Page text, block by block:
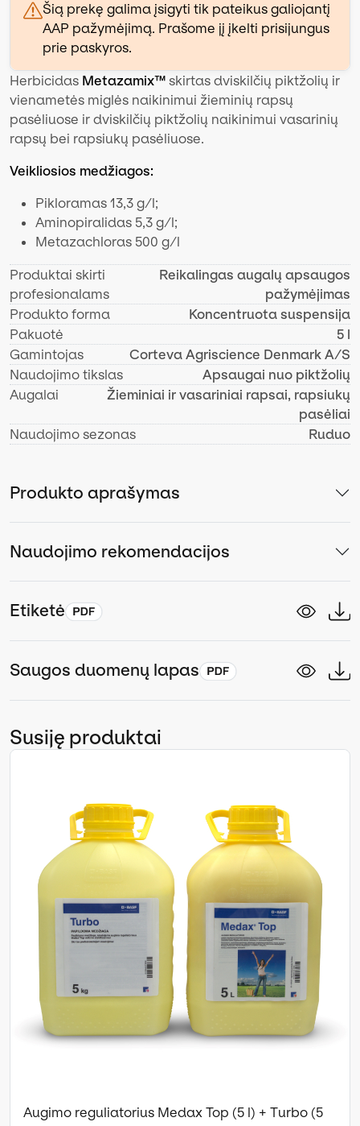
Šią prekę galima įsigyti tik pateikus galiojantį
AAP pažymėjimą. Prašome jį įkelti prisijungus
prie paskyros.
Herbicidas Metazamix™ skirtas dviskilčių piktžolių ir
vienametės miglės naikinimui žieminių rapsų
pasėliuose ir dviskilčių piktžolių naikinimui vasarinių
rapsų bei rapsiukų pasėliuose.
Veikliosios medžiagos:
Pikloramas 13,3 g/l;
Aminopiralidas 5,3 g/l;
Metazachloras 500 g/l
Produktai skirti
profesionalams
Reikalingas augalų apsaugos
pažymėjimas
Produkto forma
Koncentruota suspensija
Pakuotė
5 l
Gamintojas
Corteva Agriscience Denmark A/S
Naudojimo tikslas
Apsaugai nuo piktžolių
Augalai
Žieminiai ir vasariniai rapsai, rapsiukų
pasėliai
Naudojimo sezonas
Ruduo
Produkto aprašymas
Naudojimo rekomendacijos
Etiketė
Saugos duomenų lapas
Susiję produktai
Augimo reguliatorius Medax Top (5 l) + Turbo (5